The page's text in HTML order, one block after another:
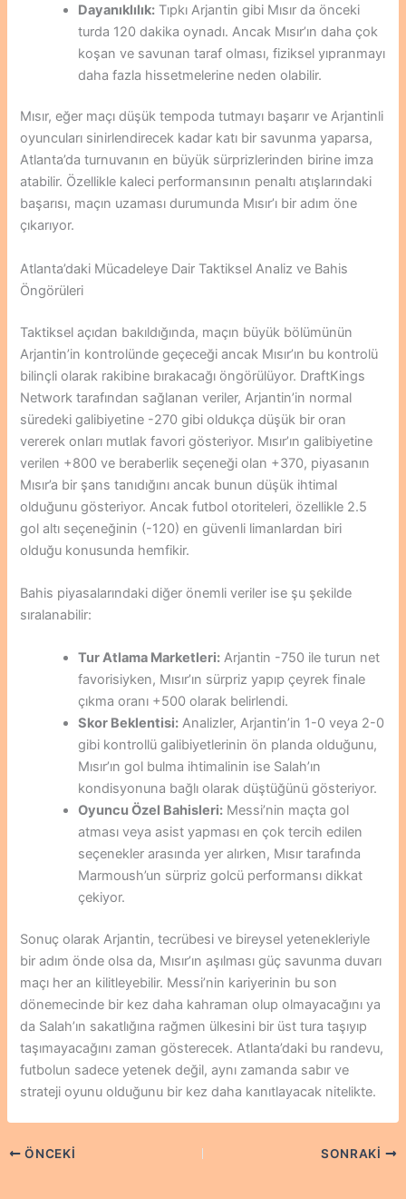
Dayanıklılık: Tıpkı Arjantin gibi Mısır da önceki
turda 120 dakika oynadı. Ancak Mısır’ın daha çok
koşan ve savunan taraf olması, fiziksel yıpranmayı
daha fazla hissetmelerine neden olabilir.
Mısır, eğer maçı düşük tempoda tutmayı başarır ve Arjantinli
oyuncuları sinirlendirecek kadar katı bir savunma yaparsa,
Atlanta’da turnuvanın en büyük sürprizlerinden birine imza
atabilir. Özellikle kaleci performansının penaltı atışlarındaki
başarısı, maçın uzaması durumunda Mısır’ı bir adım öne
çıkarıyor.
Atlanta’daki Mücadeleye Dair Taktiksel Analiz ve Bahis
Öngörüleri
Taktiksel açıdan bakıldığında, maçın büyük bölümünün
Arjantin’in kontrolünde geçeceği ancak Mısır’ın bu kontrolü
bilinçli olarak rakibine bırakacağı öngörülüyor. DraftKings
Network tarafından sağlanan veriler, Arjantin’in normal
süredeki galibiyetine -270 gibi oldukça düşük bir oran
vererek onları mutlak favori gösteriyor. Mısır’ın galibiyetine
verilen +800 ve beraberlik seçeneği olan +370, piyasanın
Mısır’a bir şans tanıdığını ancak bunun düşük ihtimal
olduğunu gösteriyor. Ancak futbol otoriteleri, özellikle 2.5
gol altı seçeneğinin (-120) en güvenli limanlardan biri
olduğu konusunda hemfikir.
Bahis piyasalarındaki diğer önemli veriler ise şu şekilde
sıralanabilir:
Tur Atlama Marketleri: Arjantin -750 ile turun net
favorisiyken, Mısır’ın sürpriz yapıp çeyrek finale
çıkma oranı +500 olarak belirlendi.
Skor Beklentisi: Analizler, Arjantin’in 1-0 veya 2-0
gibi kontrollü galibiyetlerinin ön planda olduğunu,
Mısır’ın gol bulma ihtimalinin ise Salah’ın
kondisyonuna bağlı olarak düştüğünü gösteriyor.
Oyuncu Özel Bahisleri: Messi’nin maçta gol
atması veya asist yapması en çok tercih edilen
seçenekler arasında yer alırken, Mısır tarafında
Marmoush’un sürpriz golcü performansı dikkat
çekiyor.
Sonuç olarak Arjantin, tecrübesi ve bireysel yetenekleriyle
bir adım önde olsa da, Mısır’ın aşılması güç savunma duvarı
maçı her an kilitleyebilir. Messi’nin kariyerinin bu son
dönemecinde bir kez daha kahraman olup olmayacağını ya
da Salah’ın sakatlığına rağmen ülkesini bir üst tura taşıyıp
taşımayacağını zaman gösterecek. Atlanta’daki bu randevu,
futbolun sadece yetenek değil, aynı zamanda sabır ve
strateji oyunu olduğunu bir kez daha kanıtlayacak nitelikte.
ÖNCEKI SONRAKI